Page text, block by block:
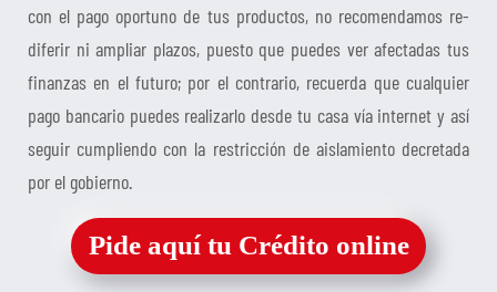
con el pago oportuno de tus productos, no recomendamos re-
diferir ni ampliar plazos, puesto que puedes ver afectadas tus
finanzas en el futuro; por el contrario, recuerda que cualquier
pago bancario puedes realizarlo desde tu casa vía internet y así
seguir cumpliendo con la restricción de aislamiento decretada
por el gobierno.
Pide aquí tu Crédito online